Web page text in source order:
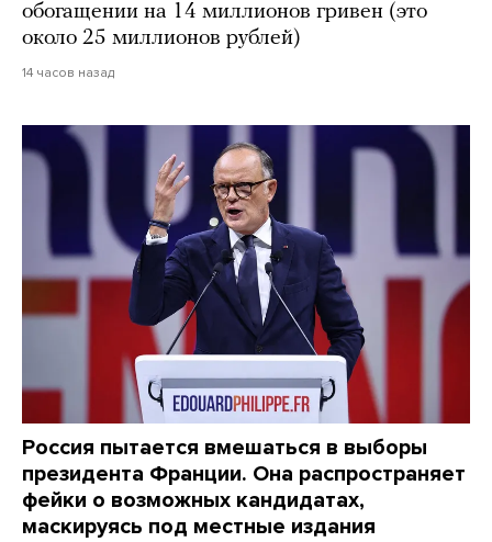
обогащении на 14 миллионов гривен (это
около 25 миллионов рублей)
14 часов назад
Россия пытается вмешаться в выборы
президента Франции. Она распространяет
фейки о возможных кандидатах,
маскируясь под местные издания